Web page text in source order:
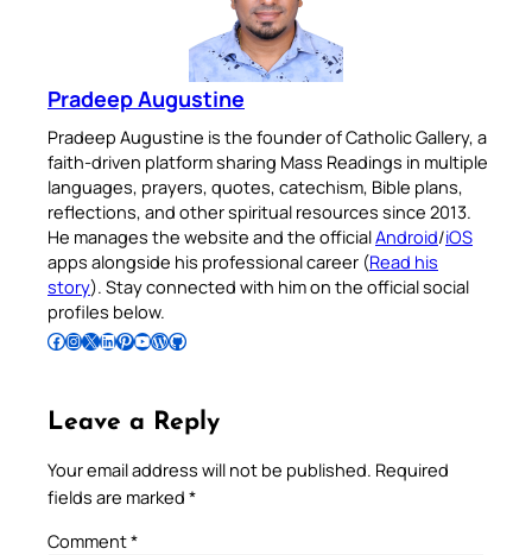
Pradeep Augustine
Pradeep Augustine is the founder of Catholic Gallery, a
faith-driven platform sharing Mass Readings in multiple
languages, prayers, quotes, catechism, Bible plans,
reflections, and other spiritual resources since 2013.
He manages the website and the officialAndroid/iOS
apps alongside his professional career (Read his
story). Stay connected with him on the official social
profiles below.
Follow Pradeep on Facebook Follow Pradeep on InstagramFollow Pradeep on X Follow Pradeep on LinkedIn Follow Pradeep on Pinterest Subscribe to Pradeep’s Youtube Channel Follow Pradeep on WordPress Follow Pradeep on GitHub
Leave a Reply
Your email address will not be published. Required
fields are marked *
Comment*